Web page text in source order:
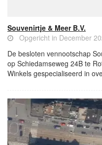
Souvenirtje & Meer B.V.
Opgericht in December
De besloten vennootschap
op Schiedamseweg 24B te
Winkels gespecialiseerd in